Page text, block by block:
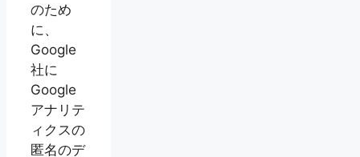
のため
に、
Google
社に
Google
アナリテ
ィクスの
匿名のデ